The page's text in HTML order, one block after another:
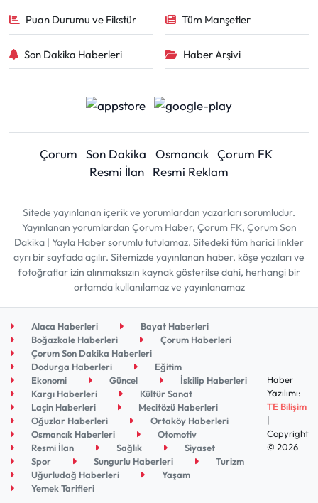
Puan Durumu ve Fikstür Tüm Manşetler
Son Dakika Haberleri Haber Arşivi
Çorum Son Dakika Osmancık Çorum FK
Resmi İlan
Resmi Reklam
Sitede yayınlanan içerik ve yorumlardan yazarları sorumludur.
Yayınlanan yorumlardan Çorum Haber, Çorum FK, Çorum Son
Dakika | Yayla Haber sorumlu tutulamaz. Sitedeki tüm harici linkler
ayrı bir sayfada açılır. Sitemizde yayınlanan haber, köşe yazıları ve
fotoğraflar izin alınmaksızın kaynak gösterilse dahi, herhangi bir
ortamda kullanılamaz ve yayınlanamaz
Alaca Haberleri
Bayat Haberleri
Boğazkale Haberleri
Çorum Haberleri
Çorum Son Dakika Haberleri
Dodurga Haberleri
Eğitim
Ekonomi
Güncel
İskilip Haberleri
Kargı Haberleri
Kültür Sanat
Laçin Haberleri
Mecitözü Haberleri
Oğuzlar Haberleri
Ortaköy Haberleri
Osmancık Haberleri
Otomotiv
Resmi İlan
Sağlık
Siyaset
Spor
Sungurlu Haberleri
Turizm
Uğurludağ Haberleri
Yaşam
Yemek Tarifleri
Haber
Yazılımı:
TE Bilişim
|
Copyright
© 2026